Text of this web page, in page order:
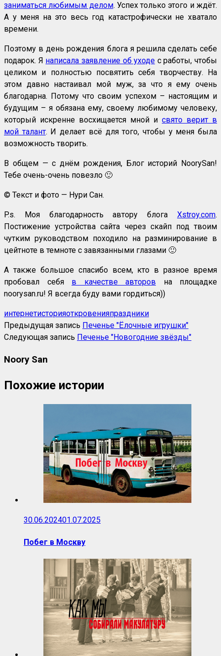
заниматься любимым делом. Успех только этого и ждёт.
А у меня на это весь год катастрофически не хватало
времени.
Поэтому в день рождения блога я решила сделать себе
подарок. Я написала заявление об уходе с работы, чтобы
целиком и полностью посвятить себя творчеству. На
этом давно настаивал мой муж, за что я ему очень
благодарна. Потому что своим успехом – настоящим и
будущим – я обязана ему, своему любимому человеку,
который искренне восхищается мной и свято верит в
мой талант. И делает всё для того, чтобы у меня была
возможность творить.
В общем — с днём рождения, Блог историй NoorySan!
Тебе очень-очень повезло 🙂
© Текст и фото — Нури Сан.
P.s. Моя благодарность автору блога Xstroy.com.
Постижение устройства сайта через скайп под твоим
чутким руководством походило на разминирование в
цейтноте в темноте с завязанными глазами 🙂
А также большое спасибо всем, кто в разное время
пробовал себя в качестве авторов на площадке
noorysan.ru! Я всегда буду вами гордиться))
интернетисторияоткровенияпраздники
Предыдущая запись Печенье "Ёлочные игрушки"
Следующая запись Печенье "Новогодние звёзды"
Noory San
Похожие истории
30.06.202401.07.2025
Побег в Москву